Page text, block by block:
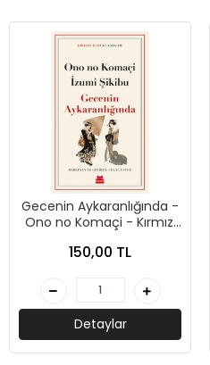
Gecenin Aykaranlığında -
Ono no Komaçi - Kırmızı
150,00 TL
Detaylar